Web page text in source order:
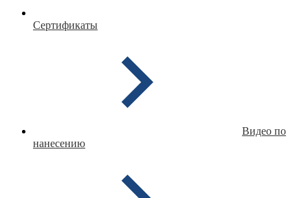
Сертификаты
Видео по
нанесению